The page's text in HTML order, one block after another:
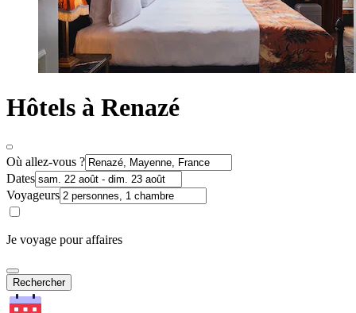
Hôtels à Renazé
Où allez-vous ?
Dates
Voyageurs
Je voyage pour affaires
Rechercher